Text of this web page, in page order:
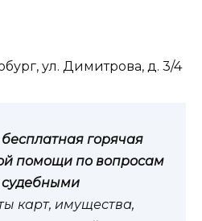
ул. Димитрова, д. 3/4
горячая
помощи по вопросам
судебными
карт, имущества,